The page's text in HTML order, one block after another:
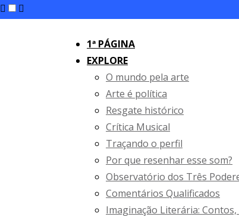
1ª PÁGINA
EXPLORE
O mundo pela arte
Arte é política
Resgate histórico
Crítica Musical
Traçando o perfil
Por que resenhar esse som?
Observatório dos Três
Comentários Qualificados
Imaginação Literária: